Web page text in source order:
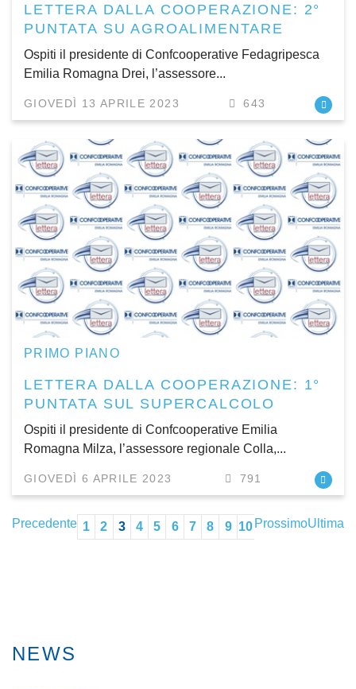
LETTERA DALLA COOPERAZIONE: 2°
PUNTATA SU AGROALIMENTARE
Ospiti il presidente di Confcooperative Fedagripesca
Emilia Romagna Drei, l’assessore...
GIOVEDÌ 13 APRILE 2023 643
PRIMO PIANO
LETTERA DALLA COOPERAZIONE: 1°
PUNTATA SUL SUPERCALCOLO
Ospiti il presidente di Confcooperative Emilia
Romagna Milza, l’assessore regionale Colla,...
GIOVEDÌ 6 APRILE 2023 791
Precedente 1 2 3 4 5 6 7 8 9 10 ProssimoUltima
NEWS